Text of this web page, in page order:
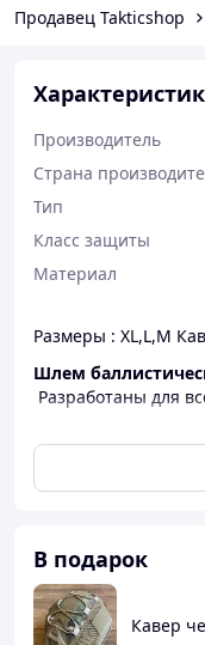
Продавец Takticshop
Производитель
Страна
Тип
Класс защиты
Материал
Размеры : XL,L,M
Шлем
Разработаны для
износостойкостью,
коррозионной
Имеет четыре
быстро
Кожух NVG
композитного
В подарок
Кавер